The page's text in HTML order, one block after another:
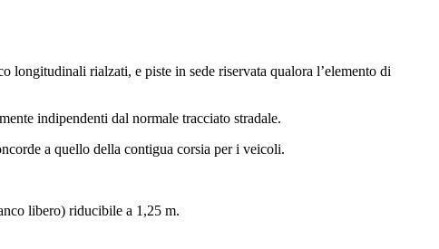
longitudinali rialzati, e piste in sede riservata qualora l’elemento di
indipendenti dal normale tracciato stradale.
a quello della contigua corsia per i veicoli.
libero) riducibile a 1,25 m.